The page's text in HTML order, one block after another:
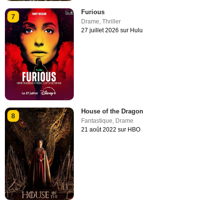
7
Furious
Drame,Thriller
27 juillet 2026 sur Hulu
8
House of the Dragon
Fantastique, Drame
21 août 2022 sur HBO